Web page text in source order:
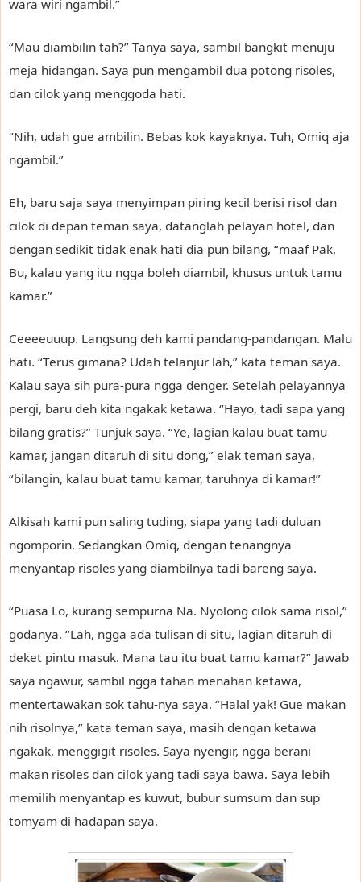
wara wiri ngambil.”
“Mau diambilin tah?” Tanya saya, sambil bangkit menuju
meja hidangan. Saya pun mengambil dua potong risoles,
dan cilok yang menggoda hati.
“Nih, udah gue ambilin. Bebas kok kayaknya. Tuh, Omiq aja
ngambil.”
Eh, baru saja saya menyimpan piring kecil berisi risol dan
cilok di depan teman saya, datanglah pelayan hotel, dan
dengan sedikit tidak enak hati dia pun bilang, “maaf Pak,
Bu, kalau yang itu ngga boleh diambil, khusus untuk tamu
kamar.”
Ceeeeuuup. Langsung deh kami pandang-pandangan. Malu
hati. “Terus gimana? Udah telanjur lah,” kata teman saya.
Kalau saya sih pura-pura ngga denger. Setelah pelayannya
pergi, baru deh kita ngakak ketawa. “Hayo, tadi sapa yang
bilang gratis?” Tunjuk saya. “Ye, lagian kalau buat tamu
kamar, jangan ditaruh di situ dong,” elak teman saya,
“bilangin, kalau buat tamu kamar, taruhnya di kamar!”
Alkisah kami pun saling tuding, siapa yang tadi duluan
ngomporin. Sedangkan Omiq, dengan tenangnya
menyantap risoles yang diambilnya tadi bareng saya.
“Puasa Lo, kurang sempurna Na. Nyolong cilok sama risol,”
godanya. “Lah, ngga ada tulisan di situ, lagian ditaruh di
deket pintu masuk. Mana tau itu buat tamu kamar?” Jawab
saya ngawur, sambil ngga tahan menahan ketawa,
mentertawakan sok tahu-nya saya. “Halal yak! Gue makan
nih risolnya,” kata teman saya, masih dengan ketawa
ngakak, menggigit risoles. Saya nyengir, ngga berani
makan risoles dan cilok yang tadi saya bawa. Saya lebih
memilih menyantap es kuwut, bubur sumsum dan sup
tomyam di hadapan saya.